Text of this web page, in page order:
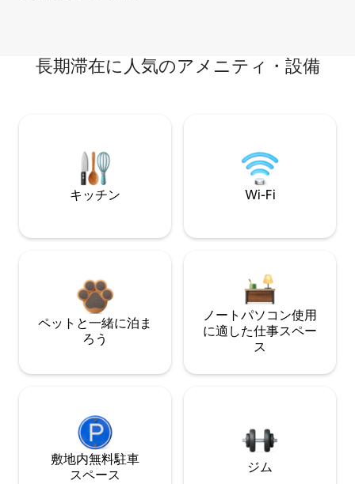
長期滞在に人気のアメニティ・設備
キッチン Wi-Fi
ペットと一緒に泊ま
ろう
ノートパソコン使用
に適した仕事スペー
ス
敷地内無料駐⁠車
ス⁠ペ⁠ー⁠ス
ジム